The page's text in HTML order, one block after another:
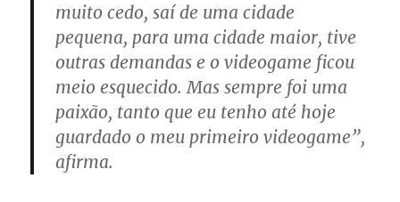
muito cedo, saí de uma cidade
pequena, para uma cidade maior, tive
outras demandas e o videogame ficou
meio esquecido. Mas sempre foi uma
paixão, tanto que eu tenho até hoje
guardado o meu primeiro videogame”,
afirma.